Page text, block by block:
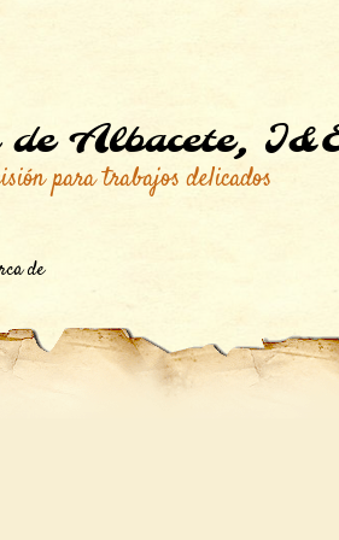
de Albacete,
para trabajos delicados
de